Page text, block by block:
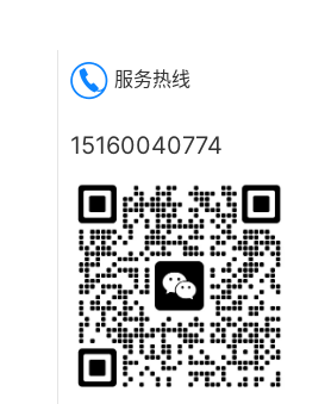
服务热线
15160040774